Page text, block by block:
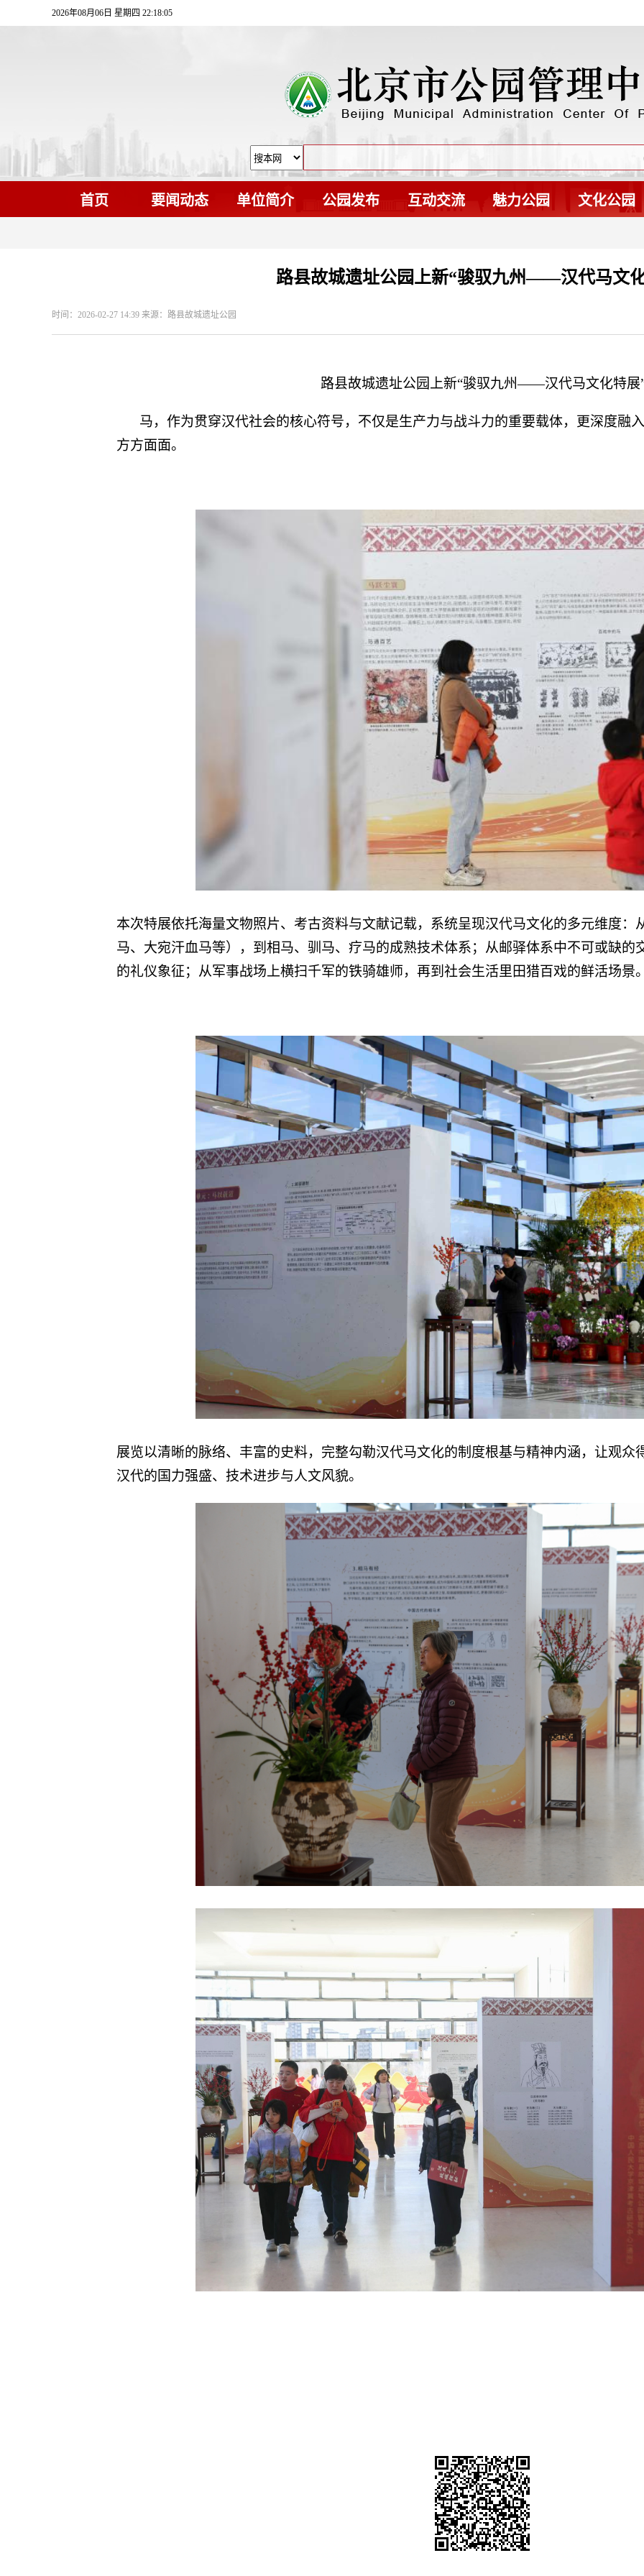
2026年08月06日 星期四 22:18:07
首页 要闻动态 单位简介 公园发布 互动交流 魅力公园 文化公园
路县故城遗址公园上新“骏驭九州——汉代马文
时间：2026-02-27 14:39 来源：路县故城遗址公园
路县故城遗址公园上新“骏驭九州——汉代马文化特展
马，作为贯穿汉代社会的核心符号，不仅是生产力与战斗力的重要载体，更深度融
方方面面。
本次特展依托海量文物照片、考古资料与文献记载，系统呈现汉代马文化的多元维度：
马、大宛汗血马等），到相马、驯马、疗马的成熟技术体系；从邮驿体系中不可或缺的
的礼仪象征；从军事战场上横扫千军的铁骑雄师，再到社会生活里田猎百戏的鲜活场景
展览以清晰的脉络、丰富的史料，完整勾勒汉代马文化的制度根基与精神内涵，让观众
汉代的国力强盛、技术进步与人文风貌。